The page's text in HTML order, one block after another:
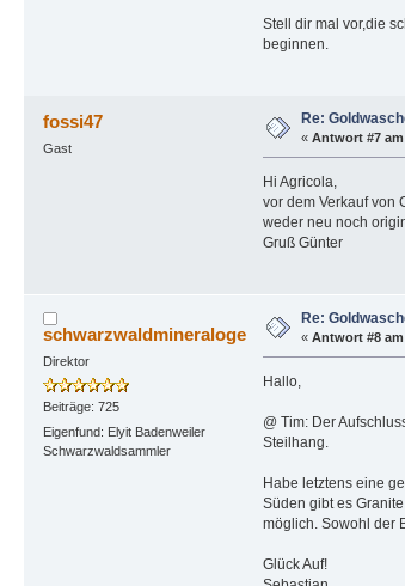
Stell dir mal vor,die
beginnen.
fossi47
Gast
Re:
« Antwort #7
Hi Agricola,
vor dem Verkauf von
weder neu noch
Gruß Günter
schwarzwaldmineraloge
Direktor
Beiträge: 725
Eigenfund: Elyit Badenweiler
Schwarzwaldsammler
Re:
« Antwort #8
Hallo,
@ Tim: Der
Steilhang.
Habe letztens eine
Süden gibt es
möglich. Sowohl der
Glück Auf!